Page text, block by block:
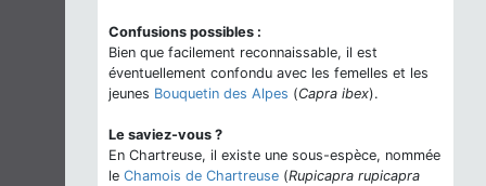
Confusions possibles :
Bien que facilement reconnaissable, il est
éventuellement confondu avec les femelles et les
jeunes Bouquetin des Alpes (Capra ibex).
Le saviez-vous ?
En Chartreuse, il existe une sous-espèce, nommée
le Chamois de Chartreuse (Rupicapra rupicapra